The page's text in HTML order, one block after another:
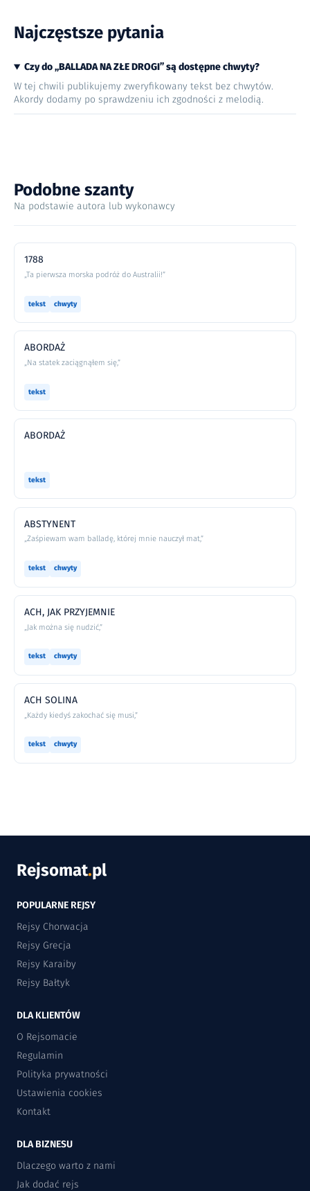
Najczęstsze pytania
Czy do „BALLADA NA ZŁE DROGI” są dostępne chwyty?
W tej chwili publikujemy zweryfikowany tekst bez chwytów.
Akordy dodamy po sprawdzeniu ich zgodności z melodią.
Podobne szanty
Na podstawie autora lub wykonawcy
1788
„Ta pierwsza morska podróż do Australii!”
tekst chwyty
ABORDAŻ
„Na statek zaciągnąłem się,”
tekst
ABORDAŻ
tekst
ABSTYNENT
„Zaśpiewam wam balladę, której mnie nauczył mat,”
tekst chwyty
ACH, JAK PRZYJEMNIE
„Jak można się nudzić,”
tekst chwyty
ACH SOLINA
„Każdy kiedyś zakochać się musi,”
tekst chwyty
Rejsomat.pl
POPULARNE REJSY
Rejsy Chorwacja
Rejsy Grecja
Rejsy Karaiby
Rejsy Bałtyk
DLA KLIENTÓW
O Rejsomacie
Regulamin
Polityka prywatności
Ustawienia cookies
Kontakt
DLA BIZNESU
Dlaczego warto z nami
Jak dodać rejs